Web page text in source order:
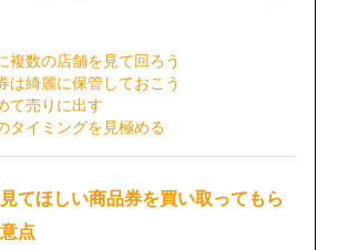
複数の店舗を見て回ろう
は綺麗に保管しておこう
て売りに出す
タイミングを見極める
てほしい商品券を買い取ってもら
点